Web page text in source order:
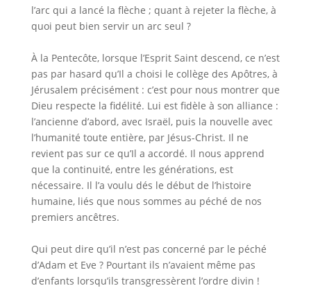
l’arc qui a lancé la flèche ; quant à rejeter la flèche, à
quoi peut bien servir un arc seul ?
À la Pentecôte, lorsque l’Esprit Saint descend, ce n’est
pas par hasard qu’Il a choisi le collège des Apôtres, à
Jérusalem précisément : c’est pour nous montrer que
Dieu respecte la fidélité. Lui est fidèle à son alliance :
l’ancienne d’abord, avec Israël, puis la nouvelle avec
l’humanité toute entière, par Jésus-Christ. Il ne
revient pas sur ce qu’Il a accordé. Il nous apprend
que la continuité, entre les générations, est
nécessaire. Il l’a voulu dés le début de l’histoire
humaine, liés que nous sommes au péché de nos
premiers ancêtres.
Qui peut dire qu’il n’est pas concerné par le péché
d’Adam et Eve ? Pourtant ils n’avaient même pas
d’enfants lorsqu’ils transgressèrent l’ordre divin !